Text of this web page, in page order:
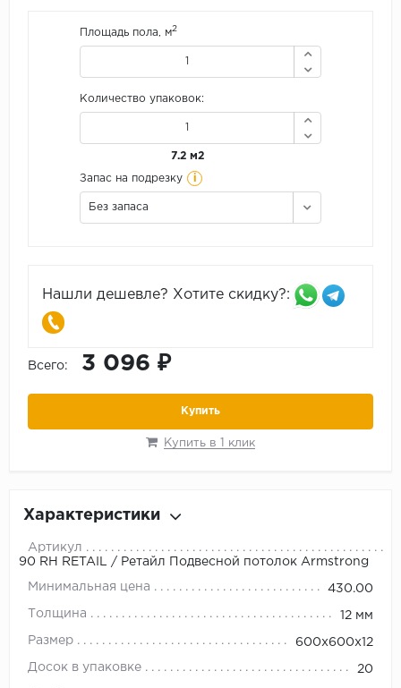
Площадь пола, м2
Количество упаковок:
7.2 м2
Запас на подрезку i
Без запаса
Нашли дешевле? Хотите скидку?:
Всего: 3 096 ₽
Купить
Купить в 1 клик
Характеристики
Артикул
90 RH RETAIL / Ретайл Подвесной потолок Armstrong
Минимальная цена 430.00
Толщина 12 мм
Размер 600х600х12
Досок в упаковке 20